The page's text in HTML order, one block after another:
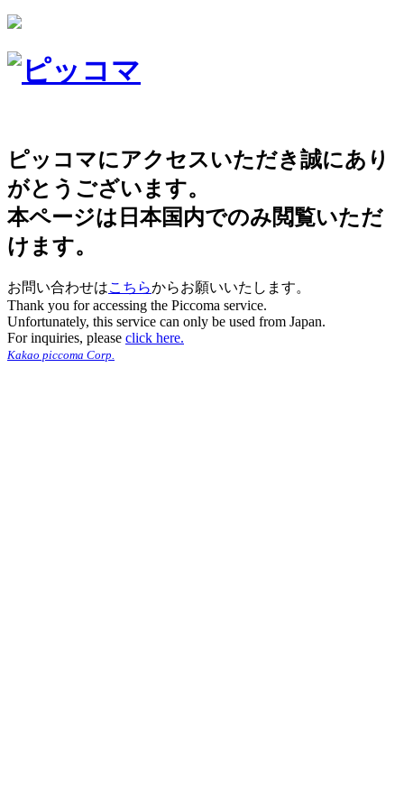
ピッコマにアクセスいただき誠にあり
がとうございます。
本ページは日本国内でのみ閲覧いただ
けます。
お問い合わせはこちらからお願いいたします。
Thank you for accessing the Piccoma service.
Unfortunately, this service can only be used from Japan.
For inquiries, please click here.
Kakao piccoma Corp.